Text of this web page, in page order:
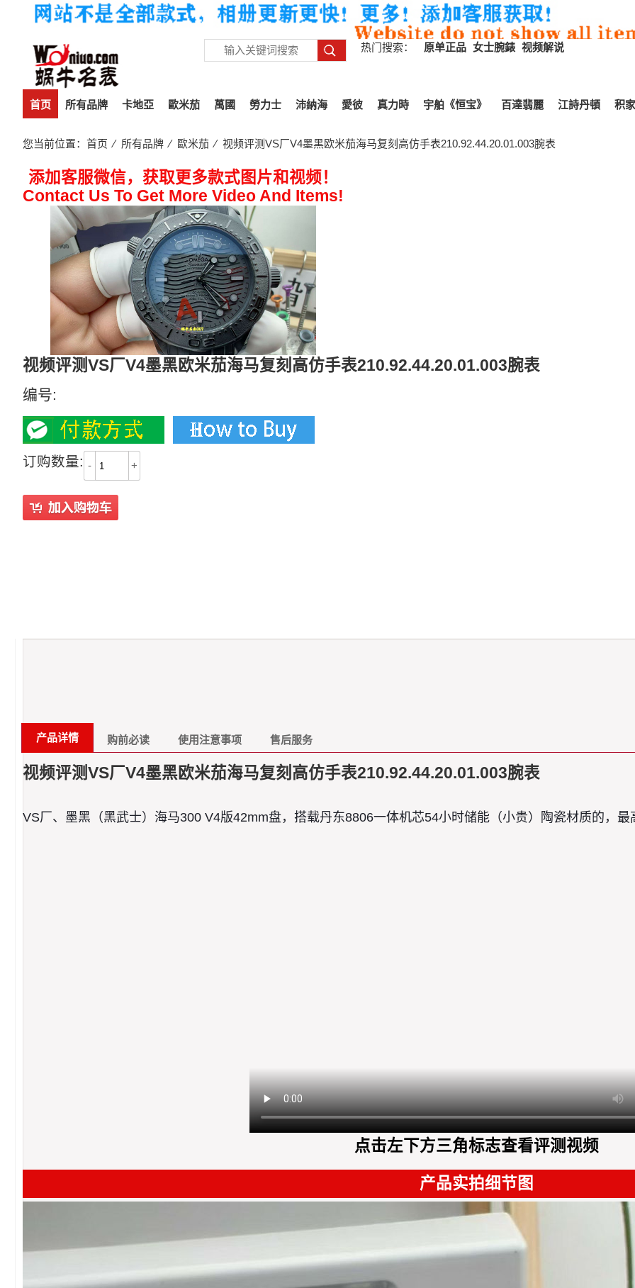
热门搜索： 原单正品 女士腕錶 视频解说
首页 所有品牌 卡地亞 歐米茄 萬國 勞力士 沛納海 愛彼 真力時 宇舶《恒宝》 百達翡麗 江詩丹頓 积家
您当前位置： 首页 ⁄ 所有品牌 ⁄ 歐米茄 ⁄ 视频评测VS厂V4墨黑欧米茄海马复刻高仿手表210.92.44.20.01.003腕表
添加客服微信，获取更多款式图片和视频！
Contact Us To Get More Video And Items!
视频评测VS厂V4墨黑欧米茄海马复刻高仿手表210.92.44.20.01.003腕表
编号:
订购数量: - +
产品详情 购前必读 使用注意事项 售后服务
视频评测VS厂V4墨黑欧米茄海马复刻高仿手表210.92.44.20.01.003腕表
VS厂、墨黑（黑武士）海马300 V4版42mm盘，搭载丹东8806一体机芯54小时储能（小贵）陶瓷材质的，最
点击左下方三角标志查看评测视频
产品实拍细节图